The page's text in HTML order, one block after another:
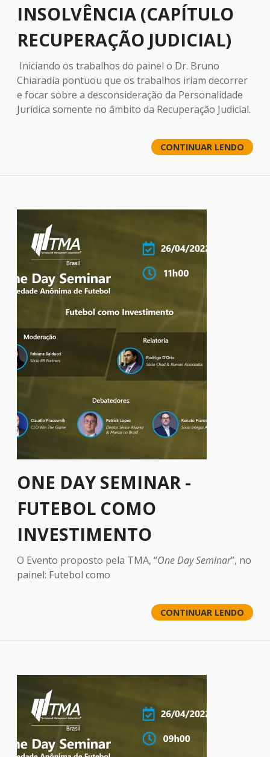
INSOLVÊNCIA (CAPÍTULO
RECUPERAÇÃO JUDICIAL)
Iniciando os trabalhos do painel o Dr. Bruno
Chiaradia pontuou que os trabalhos iriam decorrer
e focar sobre a desconsideração da Personalidade
Jurídica somente no âmbito da Recuperação Judicial.
CONTINUAR LENDO
ONE DAY SEMINAR -
FUTEBOL COMO
INVESTIMENTO
O Evento proposto pela TMA, “One Day Seminar”, no
painel: Futebol como
CONTINUAR LENDO